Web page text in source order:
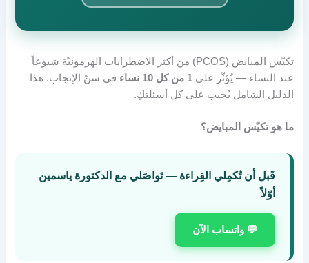
تكيّس المبايض (PCOS) من أكثر الاضطرابات الهرمونيّة شيوعاً
عند النساء — يُؤثّر على1 من كل 10 نساء
في سنّ الإنجاب. هذا
الدليل الشامل يُجيب على كل أسئلتكِ.
ما هو تكيّس المبايض؟
قَبل أن تُكمِلي القِراءة — تَواصَلي مع الدكتورة ياسمين
أوّلاً
💬 واتساب الآن